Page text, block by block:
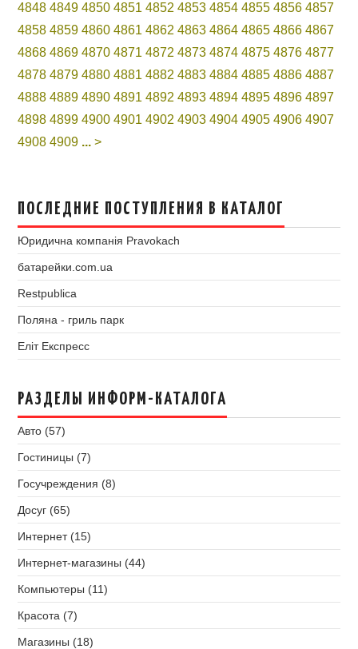
4848 4849 4850 4851 4852 4853 4854 4855 4856 4857
4858 4859 4860 4861 4862 4863 4864 4865 4866 4867
4868 4869 4870 4871 4872 4873 4874 4875 4876 4877
4878 4879 4880 4881 4882 4883 4884 4885 4886 4887
4888 4889 4890 4891 4892 4893 4894 4895 4896 4897
4898 4899 4900 4901 4902 4903 4904 4905 4906 4907
4908 4909 ... >
ПОСЛЕДНИЕ ПОСТУПЛЕНИЯ В КАТАЛОГ
Юридична компанія Pravokach
батарейки.com.ua
Restpublica
Поляна - гриль парк
Еліт Експресс
РАЗДЕЛЫ ИНФОРМ-КАТАЛОГА
Авто (57)
Гостиницы (7)
Госучреждения (8)
Досуг (65)
Интернет (15)
Интернет-магазины (44)
Компьютеры (11)
Красота (7)
Магазины (18)